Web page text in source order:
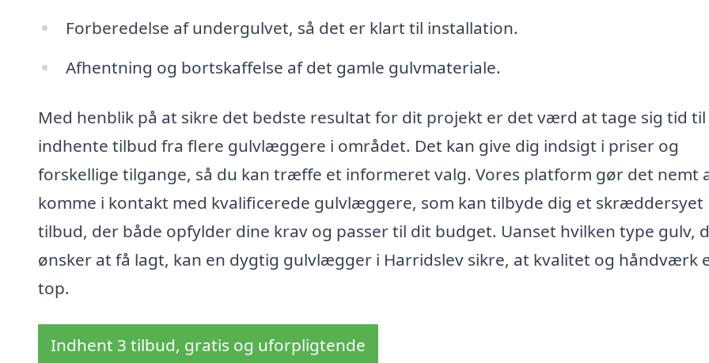
Forberedelse af undergulvet, så det er klart til installation.
Afhentning og bortskaffelse af det gamle gulvmateriale.
Med henblik på at sikre det bedste resultat for dit projekt er det værd at tage sig tid
indhente tilbud fra flere gulvlæggere i området. Det kan give dig indsigt i priser og
forskellige tilgange, så du kan træffe et informeret valg. Vores platform gør det nemt
komme i kontakt med kvalificerede gulvlæggere, som kan tilbyde dig et skræddersyet
tilbud, der både opfylder dine krav og passer til dit budget. Uanset hvilken type gulv,
ønsker at få lagt, kan en dygtig gulvlægger i Harridslev sikre, at kvalitet og håndværk
top.
Indhent 3 tilbud, gratis og uforpligtende